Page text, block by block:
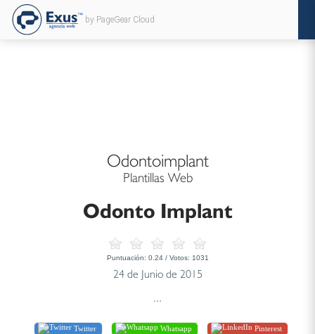
by PageGear Cloud
Odontoimplant
Plantillas Web
Odonto Implant
Puntuación: 0.24/ Votos: 1031
24 de Junio de 2015
...
Twitter Whatsapp Pinterest